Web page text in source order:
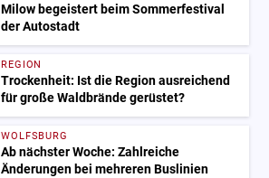
Milow begeistert beim Sommerfestival
der Autostadt
REGION
Trockenheit: Ist die Region ausreichend
für große Waldbrände gerüstet?
WOLFSBURG
Ab nächster Woche: Zahlreiche
Änderungen bei mehreren Buslinien